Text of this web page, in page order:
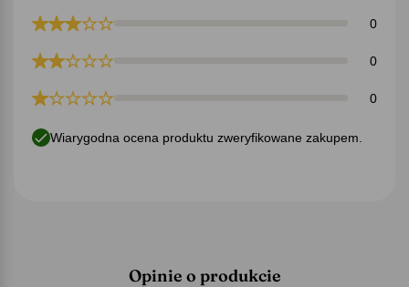
0
0
0
Wiarygodna ocena produktu zweryfikowane zakupem.
Opinie o produkcie